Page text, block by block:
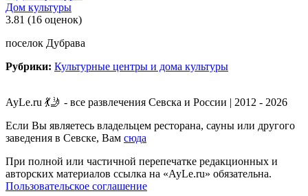
Дом культуры
3.81 (16 оценок)
поселок Дубрава
Рубрики: Культурные центры и дома культуры
AyLe.ru 💃🤳 - все развлечения Севска и России | 2012 - 2026
Если Вы являетесь владельцем ресторана, сауны или другого
заведения в Севске, Вам сюда
При полной или частичной перепечатке редакционных и
авторских материалов ссылка на «AyLe.ru» обязательна.
Пользовательское соглашение